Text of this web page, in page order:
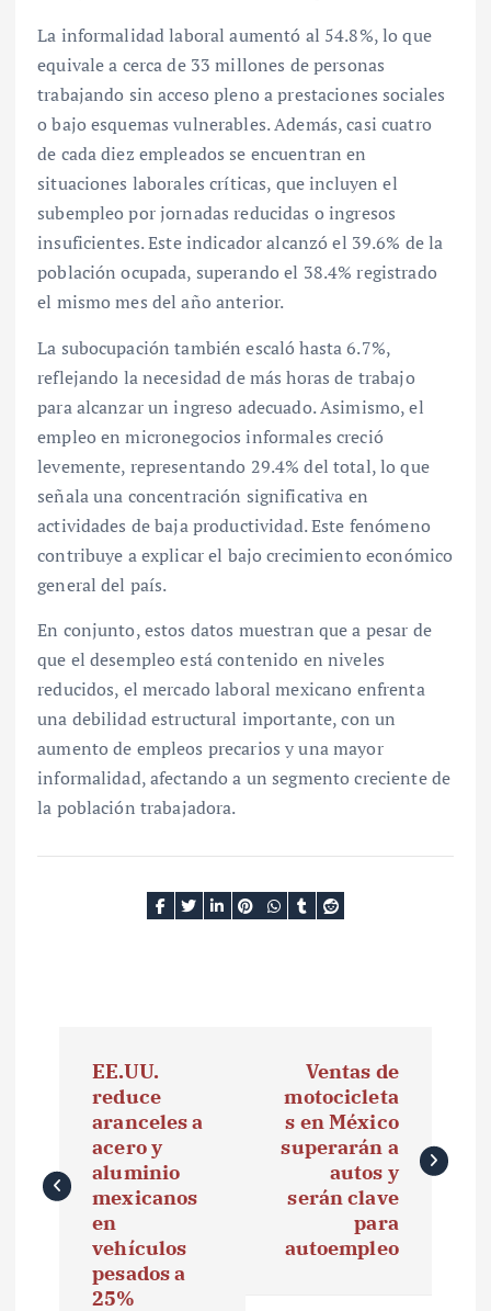
La informalidad laboral aumentó al 54.8%, lo que
equivale a cerca de 33 millones de personas
trabajando sin acceso pleno a prestaciones sociales
o bajo esquemas vulnerables. Además, casi cuatro
de cada diez empleados se encuentran en
situaciones laborales críticas, que incluyen el
subempleo por jornadas reducidas o ingresos
insuficientes. Este indicador alcanzó el 39.6% de la
población ocupada, superando el 38.4% registrado
el mismo mes del año anterior.
La subocupación también escaló hasta 6.7%,
reflejando la necesidad de más horas de trabajo
para alcanzar un ingreso adecuado. Asimismo, el
empleo en micronegocios informales creció
levemente, representando 29.4% del total, lo que
señala una concentración significativa en
actividades de baja productividad. Este fenómeno
contribuye a explicar el bajo crecimiento económico
general del país.
En conjunto, estos datos muestran que a pesar de
que el desempleo está contenido en niveles
reducidos, el mercado laboral mexicano enfrenta
una debilidad estructural importante, con un
aumento de empleos precarios y una mayor
informalidad, afectando a un segmento creciente de
la población trabajadora.
e
EE.UU.
reduce
aranceles a
acero y
aluminio
mexicanos
en
vehículos
pesados a
25%
Ventas de
motocicleta
s en México
superarán a
autos y
serán clave
para
autoempleo